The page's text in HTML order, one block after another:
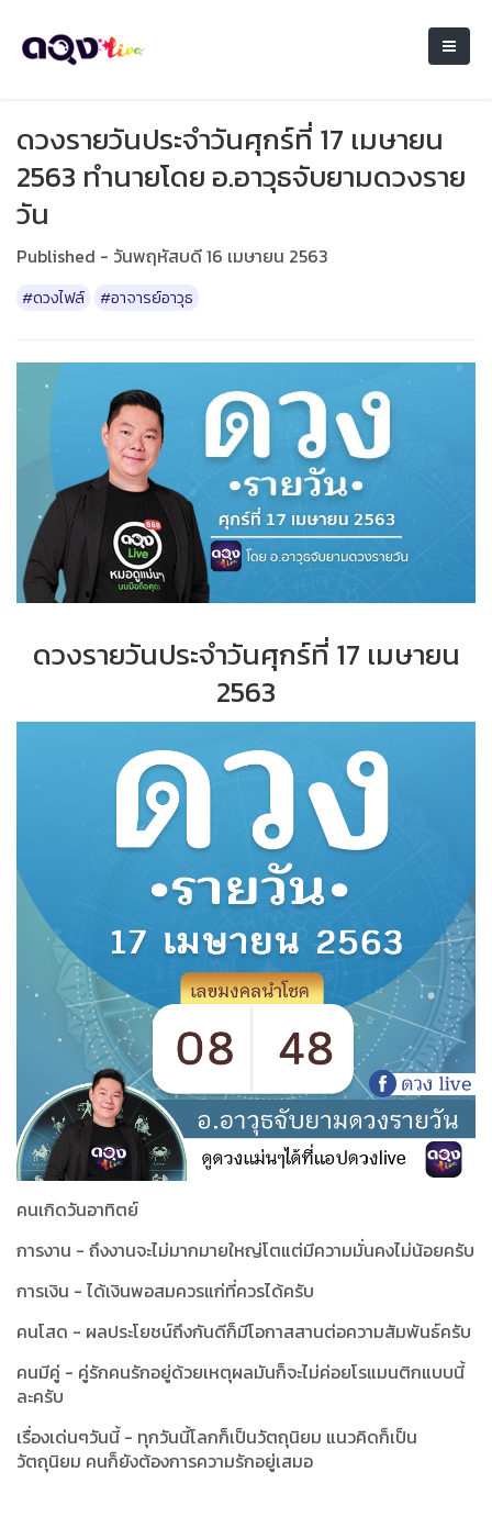
ดวงรายวันประจำวันศุกร์ที่ 17 เมษายน
2563 ทำนายโดย อ.อาวุธจับยามดวงราย
วัน
Published - วันพฤหัสบดี 16 เมษายน 2563
#ดวงไฟล์ #อาจารย์อาวุธ
ดวงรายวันประจำวันศุกร์ที่ 17 เมษายน
2563
คนเกิดวันอาทิตย์
การงาน - ถึงงานจะไม่มากมายใหญ่โตแต่มีความมั่นคงไม่น้อยครับ
การเงิน - ได้เงินพอสมควรแก่ที่ควรได้ครับ
คนโสด - ผลประโยชน์ถึงกันดีก็มีโอกาสสานต่อความสัมพันธ์ครับ
คนมีคู่ - คู่รักคนรักอยู่ด้วยเหตุผลมันก็จะไม่ค่อยโรแมนติกแบบนี้
ละครับ
เรื่องเด่นๆวันนี้ - ทุกวันนี้โลกก็เป็นวัตถุนิยม แนวคิดก็เป็น
วัตถุนิยม คนก็ยังต้องการความรักอยู่เสมอ